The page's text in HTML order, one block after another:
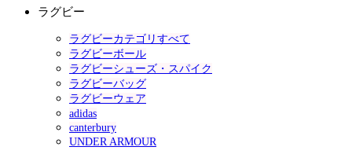
ラグビー
ラグビーカテゴリすべて
ラグビーボール
ラグビーシューズ・スパイク
ラグビーバッグ
ラグビーウェア
adidas
canterbury
UNDER ARMOUR